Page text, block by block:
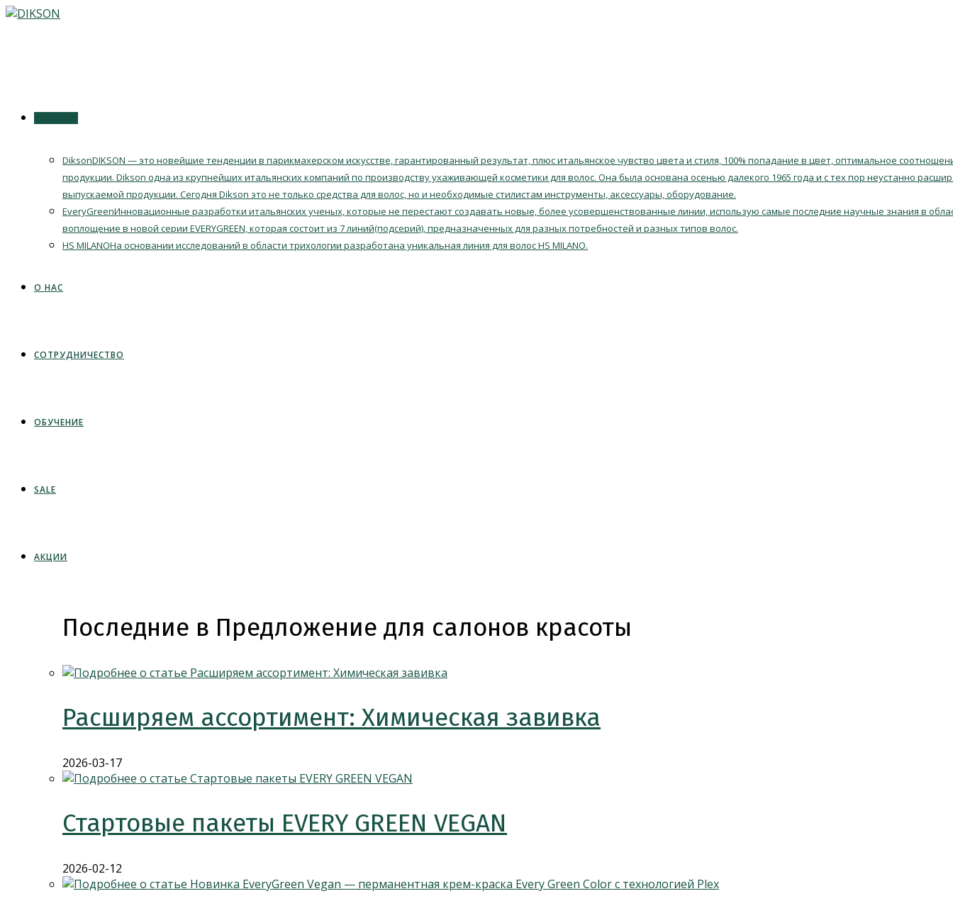
Перейти
DiksonDIKSON — это новейшие тенденции в парикмахерском искусстве, гарантированный результат, плюс итальянское чувство цвета и стиля, 100% попадание в цвет, оптимальное
продукции. Dikson одна из крупнейших итальянских компаний по производству ухаживающей косметики для волос. Она была основана осенью далекого 1965 года и с тех пор неустанно
выпускаемой продукции. Сегодня Dikson это не только средства для волос, но и необходимые стилистам инструменты, аксессуары, оборудование.
EveryGreenИнновационные разработки итальянских ученых, которые не перестают создавать новые, более усовершенствованные линии, использую самые последние научные знания в
воплощение в новой серии EVERYGREEN, которая состоит из 7 линий(подсерий), предназначенных для разных потребностей и разных типов волос.
HS MILANOНа основании исследований в области трихологии разработана уникальная линия для волос HS MILANO.
О НАС
СОТРУДНИЧЕСТВО
ОБУЧЕНИЕ
SALE
АКЦИИ
Последние в Предложение для салонов красоты
Расширяем ассортимент: Химическая завивка
2026-03-17
Стартовые пакеты EVERY GREEN VEGAN
2026-02-12